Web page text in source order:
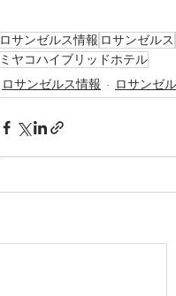
ロサンゼルス情報 ロサンゼルス
ミヤコハイブリッドホテル
ロサンゼルス情報
ロサンゼ